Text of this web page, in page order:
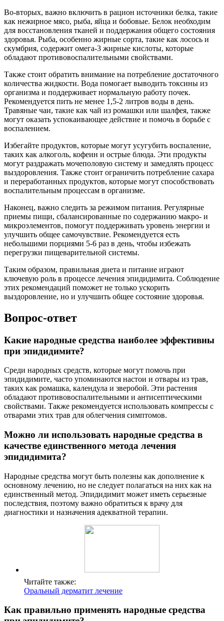
Во-вторых, важно включить в рацион источники белка, такие
как нежирное мясо, рыба, яйца и бобовые. Белок необходим
для восстановления тканей и поддержания общего состояния
здоровья. Рыба, особенно жирные сорта, такие как лосось и
скумбрия, содержит омега-3 жирные кислоты, которые
обладают противовоспалительными свойствами.
Также стоит обратить внимание на потребление достаточного
количества жидкости. Вода помогает выводить токсины из
организма и поддерживает нормальную работу почек.
Рекомендуется пить не менее 1,5-2 литров воды в день.
Травяные чаи, такие как чай из ромашки или шалфея, также
могут оказать успокаивающее действие и помочь в борьбе с
воспалением.
Избегайте продуктов, которые могут усугубить воспаление,
таких как алкоголь, кофеин и острые блюда. Эти продукты
могут раздражать мочеполовую систему и замедлять процесс
выздоровления. Также стоит ограничить потребление сахара
и переработанных продуктов, которые могут способствовать
воспалительным процессам в организме.
Наконец, важно следить за режимом питания. Регулярные
приемы пищи, сбалансированные по содержанию макро- и
микроэлементов, помогут поддерживать уровень энергии и
улучшить общее самочувствие. Рекомендуется есть
небольшими порциями 5-6 раз в день, чтобы избежать
перегрузки пищеварительной системы.
Таким образом, правильная диета и питание играют
ключевую роль в процессе лечения эпидидимита. Соблюдение
этих рекомендаций поможет не только ускорить
выздоровление, но и улучшить общее состояние здоровья.
Вопрос-ответ
Какие народные средства наиболее эффективны
при эпидидимите?
Среди народных средств, которые могут помочь при
эпидидимите, часто упоминаются настои и отвары из трав,
таких как ромашка, календула и зверобой. Эти растения
обладают противовоспалительными и антисептическими
свойствами. Также рекомендуется использовать компрессы с
отварами этих трав для облегчения симптомов.
Можно ли использовать народные средства в
качестве единственного метода лечения
эпидидимита?
Народные средства могут быть полезны как дополнение к
основному лечению, но не следует полагаться на них как на
единственный метод. Эпидидимит может иметь серьезные
последствия, поэтому важно обратиться к врачу для
диагностики и назначения адекватной терапии.
Читайте также:
Оральный дерматит лечение
Как правильно применять народные средства